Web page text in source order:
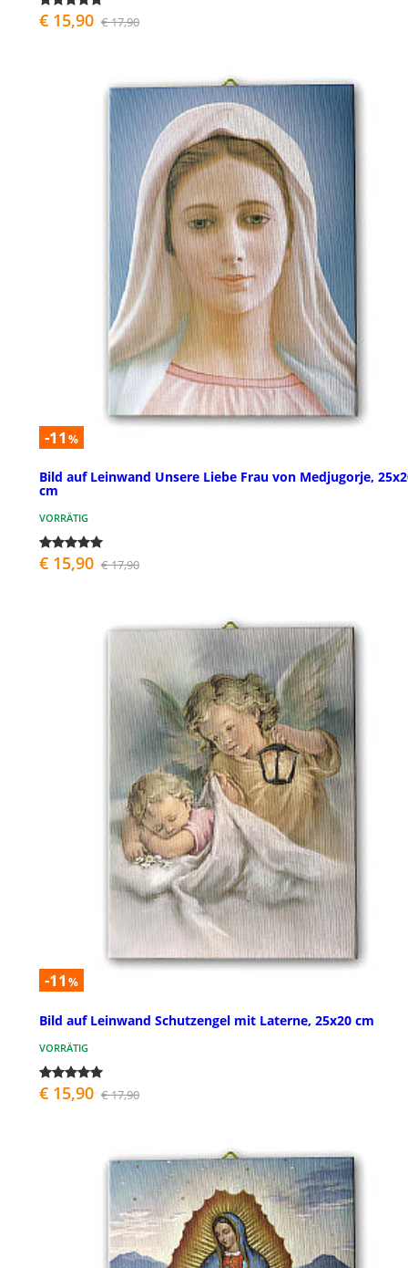
€ 15,90 € 17,90
-11 %
Bild auf Leinwand Unsere Liebe Frau von Medjugorje,
cm
VORRÄTIG
€ 15,90 € 17,90
-11 %
Bild auf Leinwand Schutzengel mit Laterne, 25x20 cm
VORRÄTIG
€ 15,90 € 17,90